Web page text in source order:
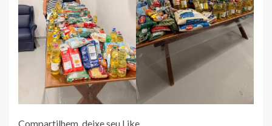
Compartilhem, deixe seu Like